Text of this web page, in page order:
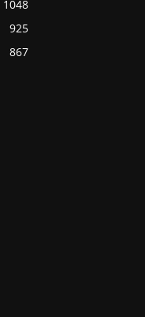
1048
925
867